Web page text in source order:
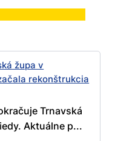
župa v
rekonštrukcia
Trnavská
Aktuálne p...